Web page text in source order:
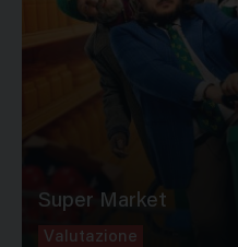
Super Market
Valutazione